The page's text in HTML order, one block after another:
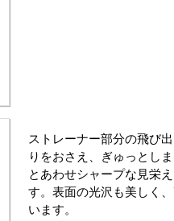
ストレーナー部分の飛び
りをおさえ、ぎゅっとし
とあわせシャープな見栄
す。表面の光沢も美しく
います。